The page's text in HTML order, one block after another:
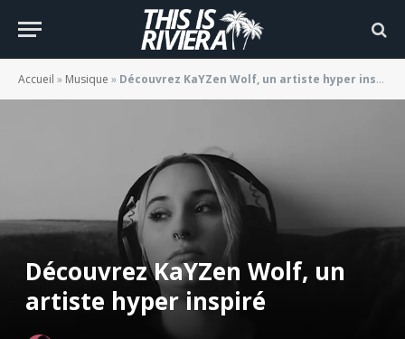
Accueil » Musique » Découvrez KaYZen Wolf, un artiste hyper inspiré
Découvrez KaYZen Wolf, un
artiste hyper inspiré